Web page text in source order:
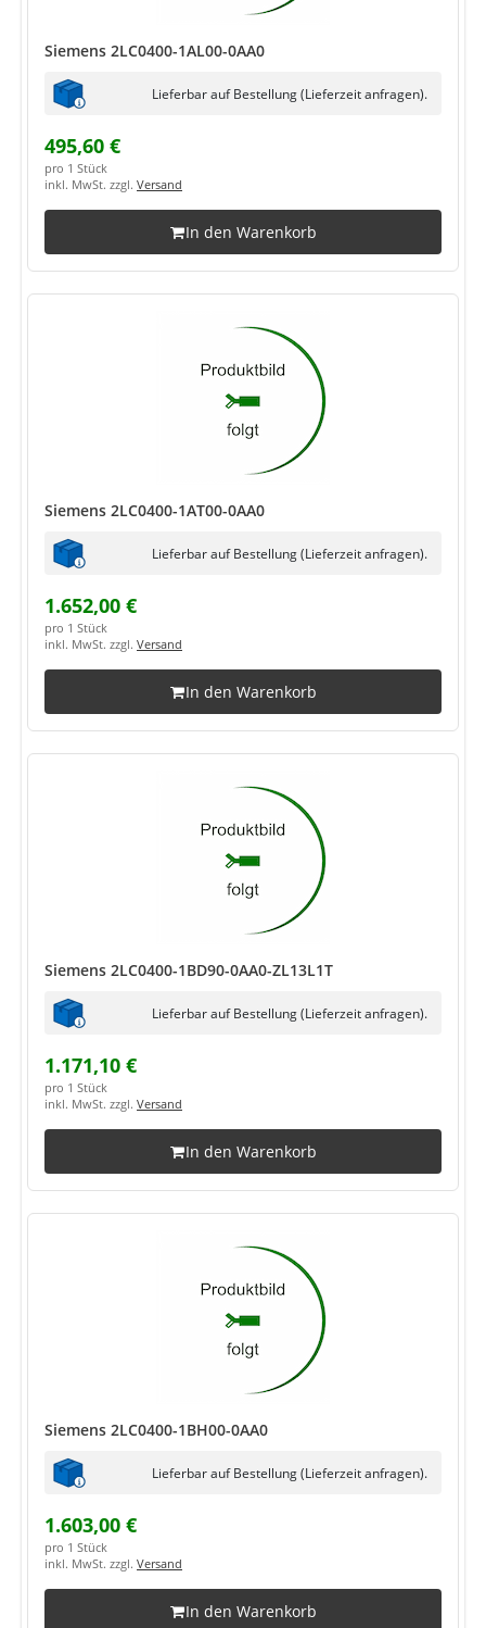
Siemens 2LC0400-1AL00-0AA0
Lieferbar auf Bestellung (Lieferzeit anfragen).
495,60 €
pro 1 Stück
inkl. MwSt. zzgl. Versand
In den Warenkorb
Siemens 2LC0400-1AT00-0AA0
Lieferbar auf Bestellung (Lieferzeit anfragen).
1.652,00 €
pro 1 Stück
inkl. MwSt. zzgl. Versand
In den Warenkorb
Siemens 2LC0400-1BD90-0AA0-ZL13L1T
Lieferbar auf Bestellung (Lieferzeit anfragen).
1.171,10 €
pro 1 Stück
inkl. MwSt. zzgl. Versand
In den Warenkorb
Siemens 2LC0400-1BH00-0AA0
Lieferbar auf Bestellung (Lieferzeit anfragen).
1.603,00 €
pro 1 Stück
inkl. MwSt. zzgl. Versand
In den Warenkorb